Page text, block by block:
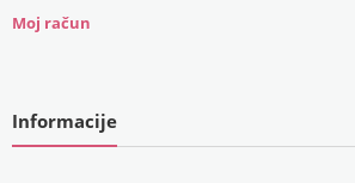
Moj račun
Informacije